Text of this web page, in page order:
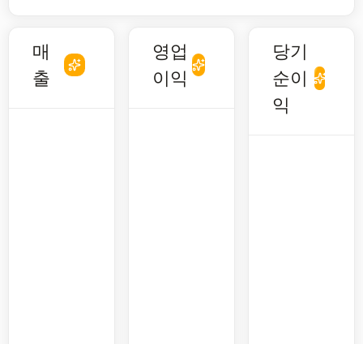
매
출
영업
이익
당기
순이
익